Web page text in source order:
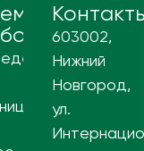
603002,
Нижний
Новгород,
ул.